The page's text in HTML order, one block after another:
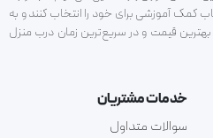
کمک آموزشی برای خود را انتخاب کنند و به
بهترین قیمت و در سریع‌ترین زمان درب منزل
خدمات مشتریان
سوالات متداول